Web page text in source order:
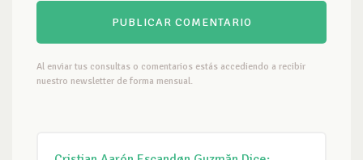
Al enviar tus consultas o comentarios estás accediendo a recibir
nuestro newsletter de forma mensual.